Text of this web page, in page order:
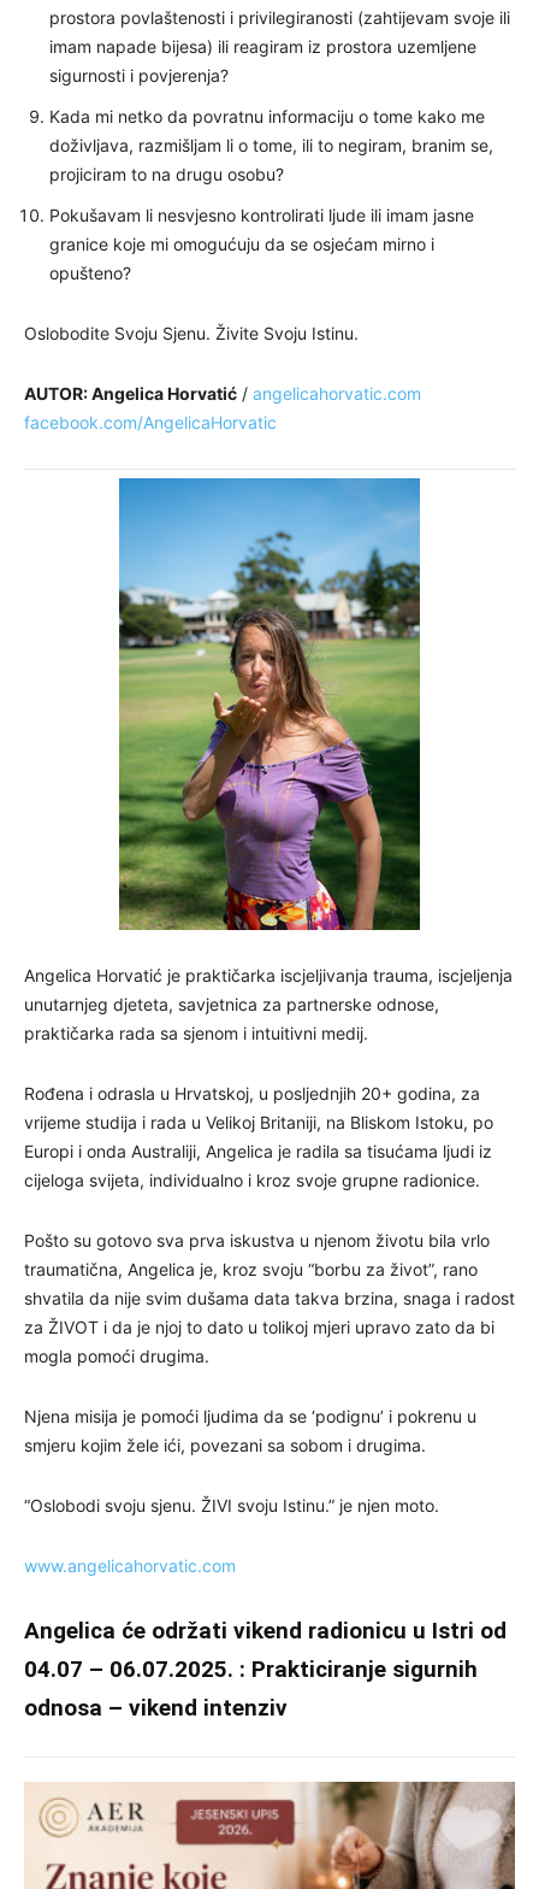
prostora povlaštenosti i privilegiranosti (zahtijevam svoje ili
imam napade bijesa) ili reagiram iz prostora uzemljene
sigurnosti i povjerenja?
Kada mi netko da povratnu informaciju o tome kako me
doživljava, razmišljam li o tome, ili to negiram, branim se,
projiciram to na drugu osobu?
Pokušavam li nesvjesno kontrolirati ljude ili imam jasne
granice koje mi omogućuju da se osjećam mirno i
opušteno?
Oslobodite Svoju Sjenu. Živite Svoju Istinu.
AUTOR: Angelica Horvatić / angelicahorvatic.com
facebook.com/AngelicaHorvatic
Angelica Horvatić je praktičarka iscjeljivanja trauma, iscjeljenja
unutarnjeg djeteta, savjetnica za partnerske odnose,
praktičarka rada sa sjenom i intuitivni medij.
Rođena i odrasla u Hrvatskoj, u posljednjih 20+ godina, za
vrijeme studija i rada u Velikoj Britaniji, na Bliskom Istoku, po
Europi i onda Australiji, Angelica je radila sa tisućama ljudi iz
cijeloga svijeta, individualno i kroz svoje grupne radionice.
Pošto su gotovo sva prva iskustva u njenom životu bila vrlo
traumatična, Angelica je, kroz svoju “borbu za život”, rano
shvatila da nije svim dušama data takva brzina, snaga i radost
za ŽIVOT i da je njoj to dato u tolikoj mjeri upravo zato da bi
mogla pomoći drugima.
Njena misija je pomoći ljudima da se ‘podignu’ i pokrenu u
smjeru kojim žele ići, povezani sa sobom i drugima.
“Oslobodi svoju sjenu. ŽIVI svoju Istinu.” je njen moto.
www.angelicahorvatic.com
Angelica će održati vikend radionicu u Istri od
04.07 – 06.07.2025. : Prakticiranje sigurnih
odnosa – vikend intenziv